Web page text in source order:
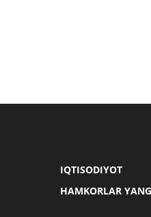
IQTISODIYOT
HAMKORLAR